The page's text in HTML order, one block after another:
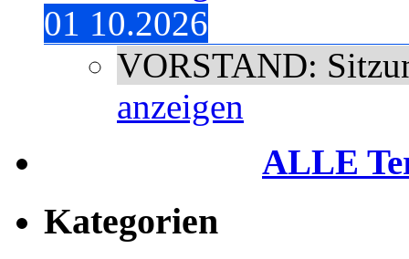
01 10.2026
VORSTAND:
anzeigen
ALLE
Kategorien